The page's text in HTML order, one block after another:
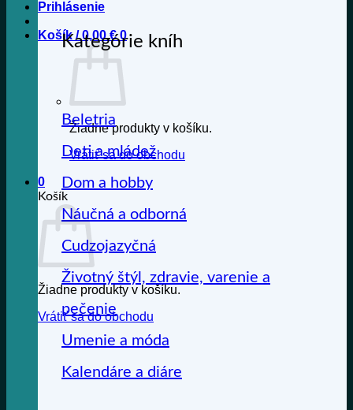
Prihlásenie
Košík /0,00€ 0
Žiadne produkty v košíku.
Vrátiť sa do obchodu
0
Košík
Žiadne produkty v košíku.
Vrátiť sa do obchodu
Kategórie kníh
Beletria
Deti a mládež
Dom a hobby
Náučná a odborná
Cudzojazyčná
Životný štýl, zdravie, varenie a
pečenie
Umenie a móda
Kalendáre a diáre